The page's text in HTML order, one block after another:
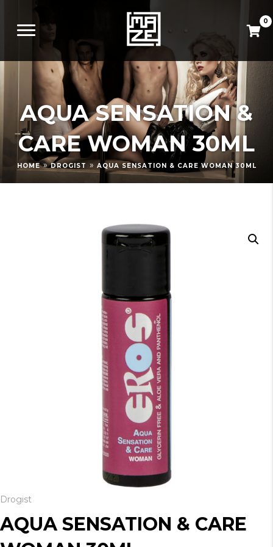
0
AQUA SENSATION &
CARE WOMAN 30ML
HOME » DROGIST » AQUA SENSATION & CARE WOMAN 30ML
Drogist
AQUA SENSATION & CARE